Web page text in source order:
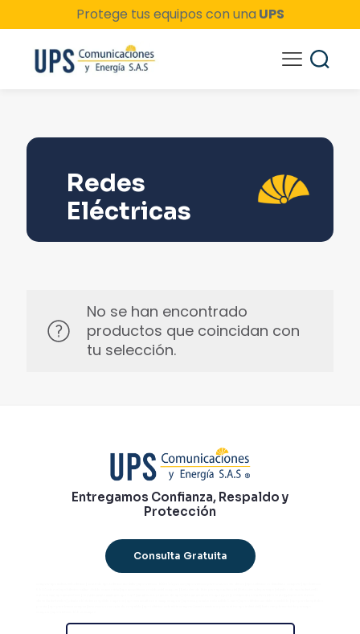
Protege tus equipos con una UPS
Redes
Eléctricas
No se han encontrado
productos que coincidan con
tu selección.
Entregamos Confianza, Respaldo y
Protección
Consulta Gratuita